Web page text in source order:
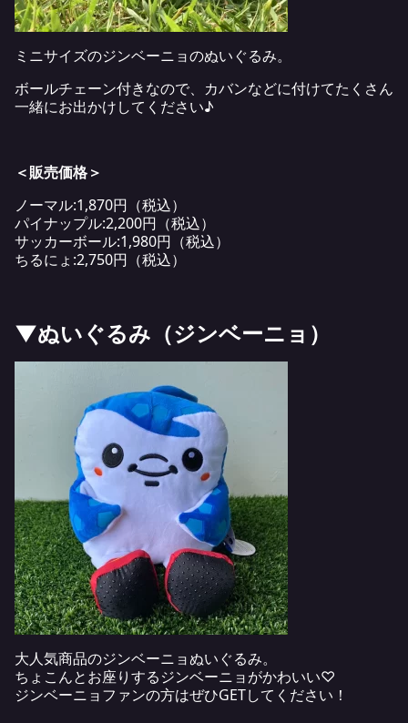
ミニサイズのジンベーニョのぬいぐるみ。
ボールチェーン付きなので、カバンなどに付けてたくさん
一緒にお出かけしてください♪
＜販売価格＞
ノーマル:1,870円（税込）
パイナップル:2,200円（税込）
サッカーボール:1,980円（税込）
ちるにょ:2,750円（税込）
▼ぬいぐるみ（ジンベーニョ）
大人気商品のジンベーニョぬいぐるみ。
ちょこんとお座りするジンベーニョがかわいい♡
ジンベーニョファンの方はぜひGETしてください！